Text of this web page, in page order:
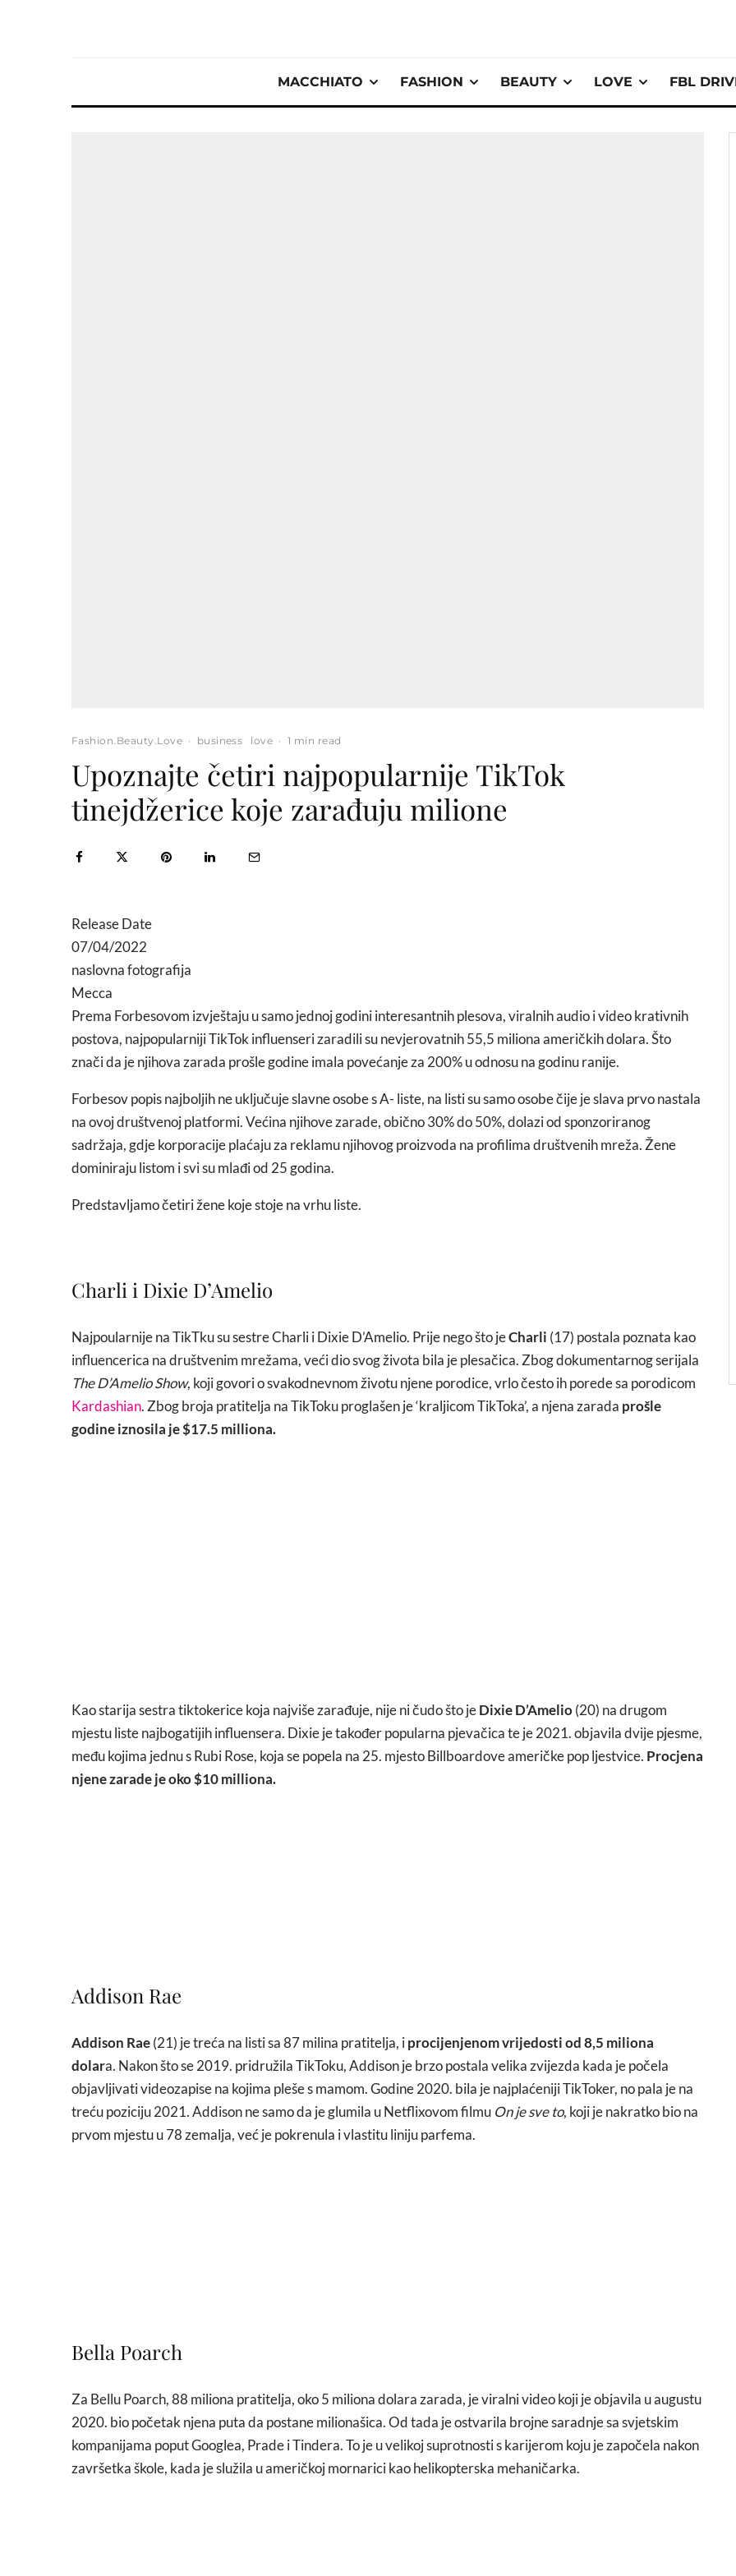
MACCHIATO FASHION BEAUTY LOVE FBL
Fashion.Beauty.Love · business love · 1 min read
Upoznajte četiri najpopularnije TikTok
tinejdžerice koje zarađuju milione
Release Date
07/04/2022
naslovna fotografija
Mecca
Prema Forbesovom izvještaju u samo jednoj godini interesantnih plesova, viralnih audio i video krativnih
postova, najpopularniji TikTok influenseri zaradili su nevjerovatnih 55,5 miliona američkih dolara. Što
znači da je njihova zarada prošle godine imala povećanje za 200% u odnosu na godinu ranije.
Forbesov popis najboljih ne uključuje slavne osobe s A- liste, na listi su samo osobe čije je slava prvo nastala
na ovoj društvenoj platformi. Većina njihove zarade, obično 30% do 50%, dolazi od sponzoriranog
sadržaja, gdje korporacije plaćaju za reklamu njihovog proizvoda na profilima društvenih mreža. Žene
dominiraju listom i svi su mlađi od 25 godina.
Predstavljamo četiri žene koje stoje na vrhu liste.
Charli i Dixie D’Amelio
Najpoularnije na TikTku su sestre Charli i Dixie D’Amelio. Prije nego što jeCharli (17) postala poznata kao
influencerica na društvenim mrežama, veći dio svog života bila je plesačica. Zbog dokumentarnog serijala
The D’Amelio Show, koji govori o svakodnevnom životu njene porodice, vrlo često ih porede sa porodicom
Kardashian. Zbog broja pratitelja na TikToku proglašen je ‘kraljicom TikToka’, a njena zarada prošle
godine iznosila je $17.5 milliona.
Kao starija sestra tiktokerice koja najviše zarađuje, nije ni čudo što jeDixie D’Amelio(20) na drugom
mjestu liste najbogatijih influensera. Dixie je također popularna pjevačica te je 2021. objavila dvije pjesme,
među kojima jednu s Rubi Rose, koja se popela na 25. mjesto Billboardove američke pop ljestvice. Procjena
njene zarade je oko $10 milliona.
Addison Rae
Addison Rae(21) je treća na listi sa 87 milina pratitelja, iprocijenjenom vrijedosti od 8,5 miliona
dolara. Nakon što se 2019. pridružila TikToku, Addison je brzo postala velika zvijezda kada je počela
objavljivati videozapise na kojima pleše s mamom. Godine 2020. bila je najplaćeniji TikToker, no pala je na
treću poziciju 2021. Addison ne samo da je glumila u Netflixovom filmu On je sve to, koji je nakratko bio na
prvom mjestu u 78 zemalja, već je pokrenula i vlastitu liniju parfema.
Bella Poarch
Za Bellu Poarch, 88 miliona pratitelja, oko 5 miliona dolara zarada, je viralni video koji je objavila u augustu
2020. bio početak njena puta da postane milionašica. Od tada je ostvarila brojne saradnje sa svjetskim
kompanijama poput Googlea, Prade i Tindera. To je u velikoj suprotnosti s karijerom koju je započela nakon
završetka škole, kada je služila u američkoj mornarici kao helikopterska mehaničarka.